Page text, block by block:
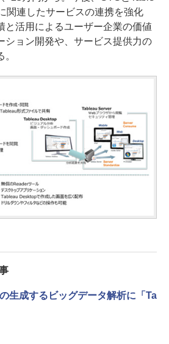
関連したサービスの連携を強化
と活用によるユーザー企業の価値
ション開発や、サービス提供力の
生成するビッグデータ解析に「Ta